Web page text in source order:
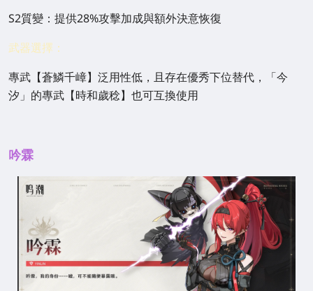
S2質變：提供28%攻擊加成與額外決意恢復
武器選擇：
專武【蒼鱗千嶂】泛用性低，且存在優秀下位替代，「今
汐」的專武【時和歲稔】也可互換使用
吟霖